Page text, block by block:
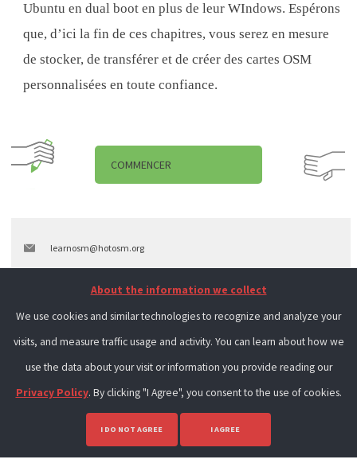
Ubuntu en dual boot en plus de leur WIndows. Espérons
que, d’ici la fin de ces chapitres, vous serez en mesure
de stocker, de transférer et de créer des cartes OSM
personnalisées en toute confiance.
COMMENCER
learnosm@hotosm.org
OfficialHOT OSMlearning materials
About the information we collect
We use cookies and similar technologies to recognize and analyze your
visits, and measure traffic usage and activity. You can learn about how we
use the data about your visit or information you provide reading our
Privacy Policy. By clicking "I Agree", you consent to the use of cookies.
I DO NOT AGREE I AGREE